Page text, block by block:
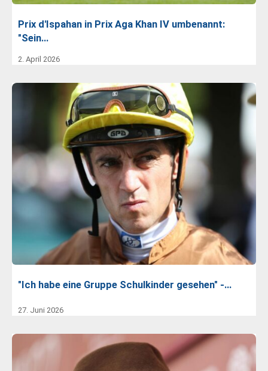
Prix d'Ispahan in Prix Aga Khan IV umbenannt:
"Sein…
2. April 2026
"Ich habe eine Gruppe Schulkinder gesehen" -…
27. Juni 2026